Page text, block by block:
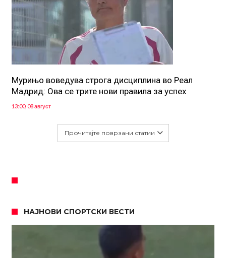
Мурињо воведува строга дисциплина во Реал
Мадрид: Ова се трите нови правила за успех
13:00, 08 август
Прочитајте поврзани статии
НАЈНОВИ СПОРТСКИ ВЕСТИ